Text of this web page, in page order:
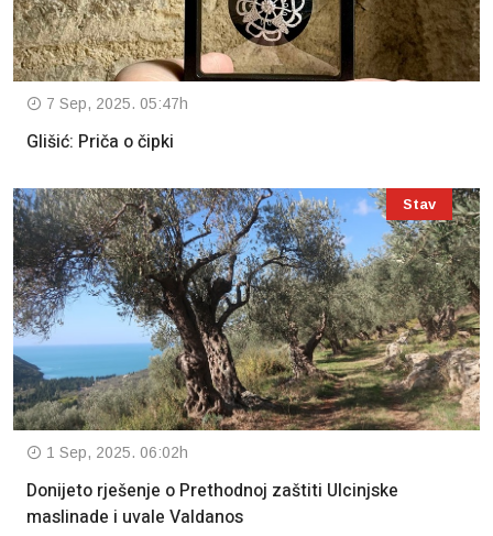
7 Sep, 2025. 05:47h
Glišić: Priča o čipki
Stav
1 Sep, 2025. 06:02h
Donijeto rješenje o Prethodnoj zaštiti Ulcinjske
maslinade i uvale Valdanos